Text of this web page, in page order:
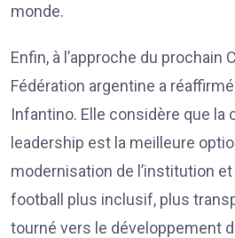
monde.
Enfin, à l’approche du prochain
Fédération argentine a
Infantino. Elle considère que la
leadership est la meilleure
modernisation de l’institution
football plus inclusif, plus
tourné vers le développement